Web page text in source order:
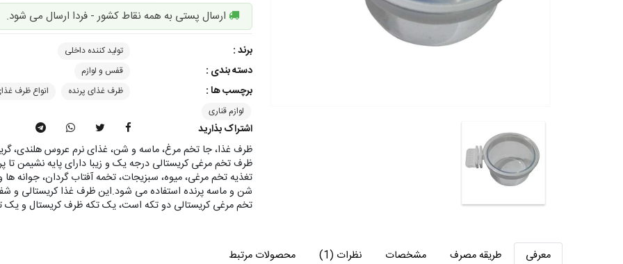
ارسال پستی به همه نقاط کشور - فردا ارسال می شود.
برند : تولید کننده داخلی
دسته بندی : قفس و لوازم
برچسب ها : ظرف غذای پرنده انواع ظرف
لوازم قناری
اشتراک بذارید
ظرف غذا، جا تخم مرغ، ماسه و شن، غذای نرم عروس هلندی،
ظرف تخم مرغی کریستالی درجه یک و زیبا دارای پایه نشیمن
تغذیه تخم مرغی، میوه، سبزیجات، تخمه آفتاب گردان، جوانه ها
شن و ماسه پرنده استفاده می شود.این ظرف غذا کریستالی و
تخم مرغی کریستالی دو تکه است، یک تکه ظرف کریستال و یک
معرفی طریقه مصرف مشخصات نظرات (1) محصولات مرتبط